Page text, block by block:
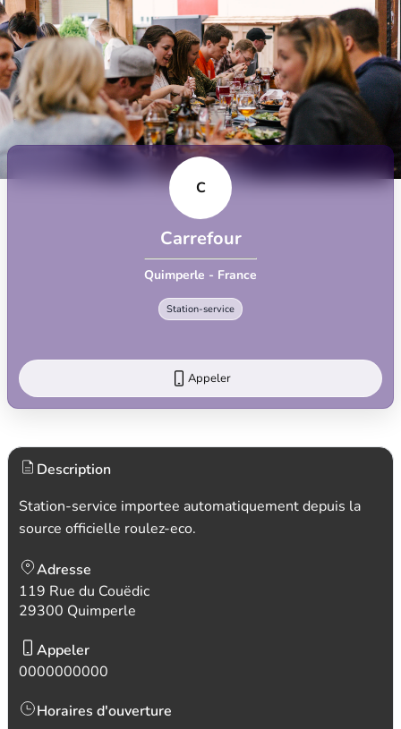
C
Carrefour
Quimperle - France
Station-service
Appeler
Description
Station-service importee automatiquement depuis la
source officielle roulez-eco.
Adresse
119 Rue du Couëdic
29300 Quimperle
Appeler
0000000000
Horaires d'ouverture